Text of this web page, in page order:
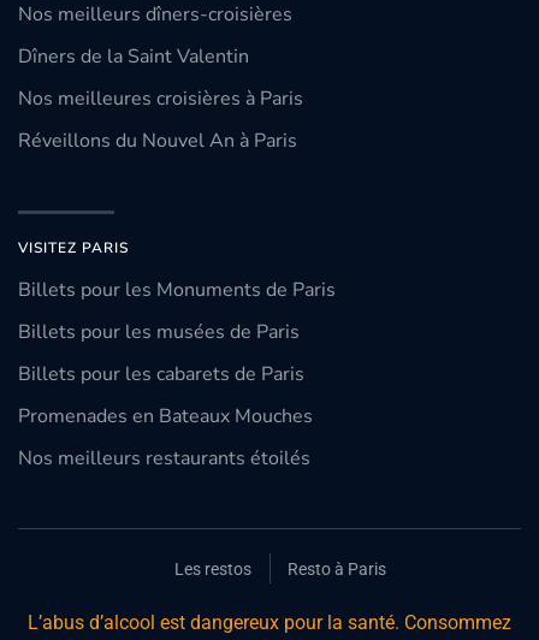
Nos meilleurs dîners-croisières
Dîners de la Saint Valentin
Nos meilleures croisières à Paris
Réveillons du Nouvel An à Paris
VISITEZ PARIS
Billets pour les Monuments de Paris
Billets pour les musées de Paris
Billets pour les cabarets de Paris
Promenades en Bateaux Mouches
Nos meilleurs restaurants étoilés
Les restos Resto à Paris
L’abus d’alcool est dangereux pour la santé. Consommez